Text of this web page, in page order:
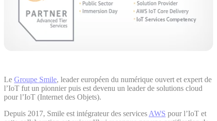
Le Groupe Smile, leader européen du numérique ouvert et expert de
l’IoT fut un pionnier puis est devenu un leader de solutions cloud
pour l’IoT (Internet des Objets).
Depuis 2017, Smile est intégrateur des services AWS pour l’IoT et